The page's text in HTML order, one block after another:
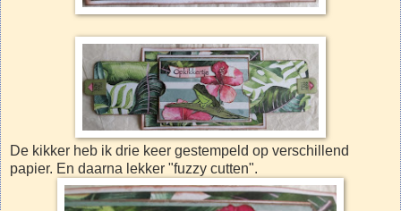
De kikker heb ik drie keer gestempeld op verschillend
papier. En daarna lekker "fuzzy cutten".